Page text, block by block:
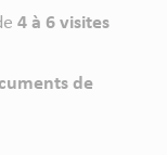
4 à 6 visites
de